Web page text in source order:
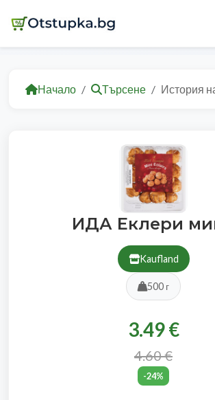
Начало Търсене История
ИДА Еклери
Kaufland
500 г
3.49 €
4.60 €
-24%